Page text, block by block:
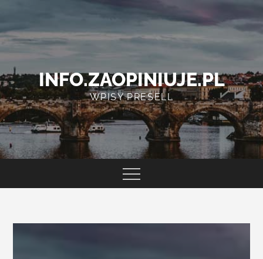
content
INFO.ZAOPINIUJE.PL
WPISY PRESELL